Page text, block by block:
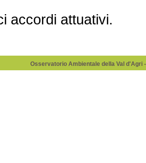
accordi attuativi.
Osservatorio Ambientale della Val d'Agri